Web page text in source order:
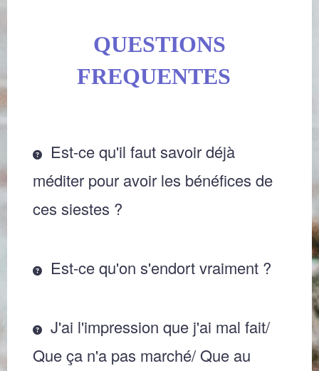
QUESTIONS
FREQUENTES
Est-ce qu'il faut savoir déjà
méditer pour avoir les bénéfices de
ces siestes ?
Est-ce qu'on s'endort vraiment ?
J'ai l'impression que j'ai mal fait/
Que ça n'a pas marché/ Que au